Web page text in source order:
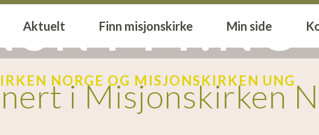
Aktuelt Finn misjonskirke Min side
NORGE OG MISJONSKIRKEN UNG
i Misjonskirken